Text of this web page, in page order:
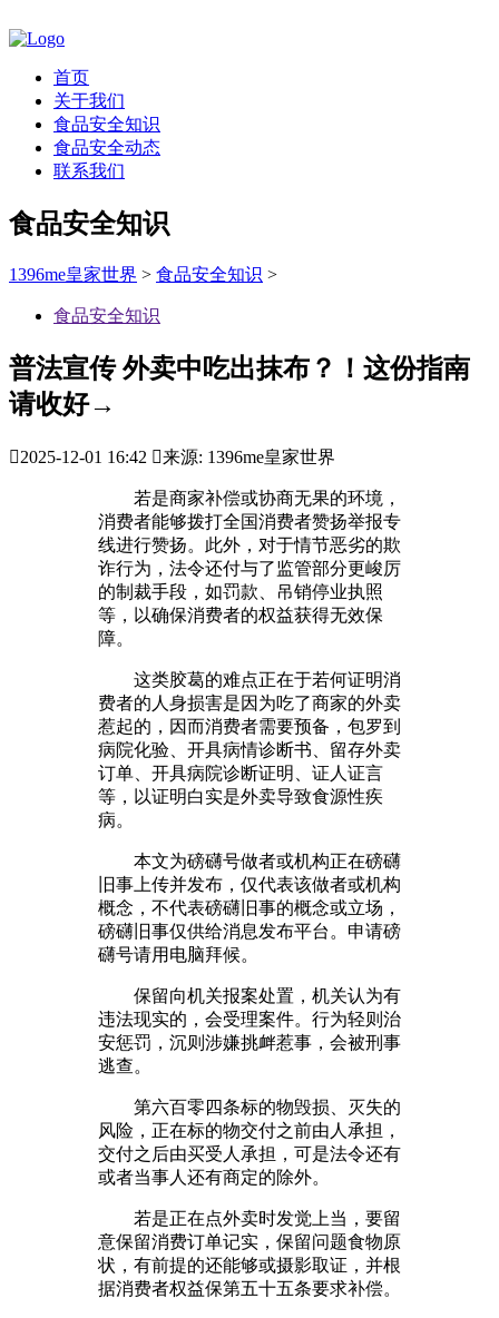
首页
关于我们
食品安全知识
食品安全动态
联系我们
食品安全知识
1396me皇家世界 > 食品安全知识 >
食品安全知识
普法宣传 外卖中吃出抹布？！这份指南
请收好→
2025-12-01 16:42 来源: 1396me皇家世界
若是商家补偿或协商无果的环境，
消费者能够拨打全国消费者赞扬举报专
线进行赞扬。此外，对于情节恶劣的欺
诈行为，法令还付与了监管部分更峻厉
的制裁手段，如罚款、吊销停业执照
等，以确保消费者的权益获得无效保
障。
这类胶葛的难点正在于若何证明消
费者的人身损害是因为吃了商家的外卖
惹起的，因而消费者需要预备，包罗到
病院化验、开具病情诊断书、留存外卖
订单、开具病院诊断证明、证人证言
等，以证明白实是外卖导致食源性疾
病。
本文为磅礴号做者或机构正在磅礴
旧事上传并发布，仅代表该做者或机构
概念，不代表磅礴旧事的概念或立场，
磅礴旧事仅供给消息发布平台。申请磅
礴号请用电脑拜候。
保留向机关报案处置，机关认为有
违法现实的，会受理案件。行为轻则治
安惩罚，沉则涉嫌挑衅惹事，会被刑事
逃查。
第六百零四条标的物毁损、灭失的
风险，正在标的物交付之前由人承担，
交付之后由买受人承担，可是法令还有
或者当事人还有商定的除外。
若是正在点外卖时发觉上当，要留
意保留消费订单记实，保留问题食物原
状，有前提的还能够或摄影取证，并根
据消费者权益保第五十五条要求补偿。